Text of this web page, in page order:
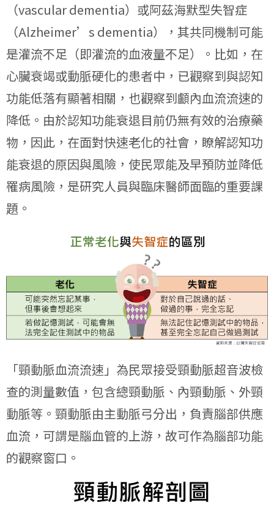
（vascular dementia）或阿茲海默型失智症
（Alzheimer’s dementia），其共同機制可能
是灌流不足（即灌流的血液量不足）。比如，在
心臟衰竭或動脈硬化的患者中，已觀察到與認知
功能低落有顯著相關，也觀察到顱內血流流速的
降低。由於認知功能衰退目前仍無有效的治療藥
物，因此，在面對快速老化的社會，瞭解認知功
能衰退的原因與風險，使民眾能及早預防並降低
罹病風險，是研究人員與臨床醫師面臨的重要課
題。
「頸動脈血流流速」為民眾接受頸動脈超音波檢
查的測量數值，包含總頸動脈、內頸動脈、外頸
動脈等。頸動脈由主動脈弓分出，負責腦部供應
血流，可謂是腦血管的上游，故可作為腦部功能
的觀察窗口。